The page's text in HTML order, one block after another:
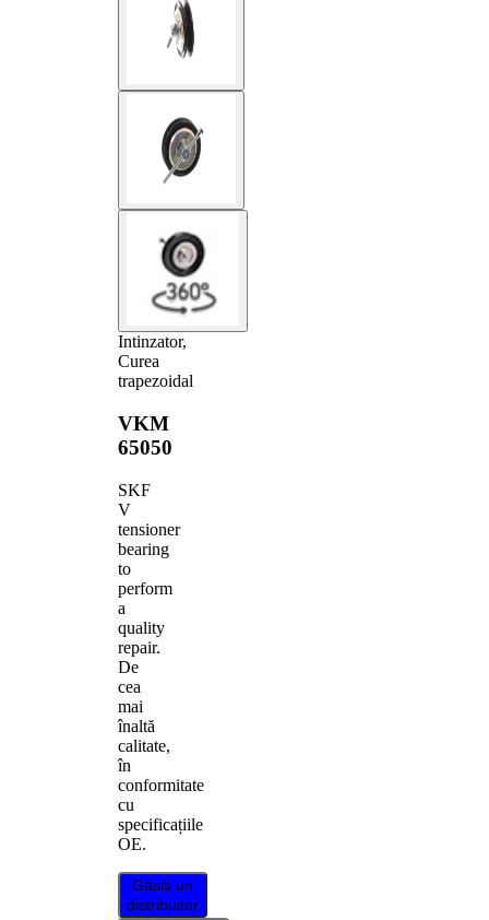
Intinzator,
Curea
trapezoidal
VKM
65050
SKF
V
tensioner
bearing
to
perform
a
quality
repair.
De
cea
mai
înaltă
calitate,
în
conformitate
cu
specificațiile
OE.
Găsiți un
distribuitor